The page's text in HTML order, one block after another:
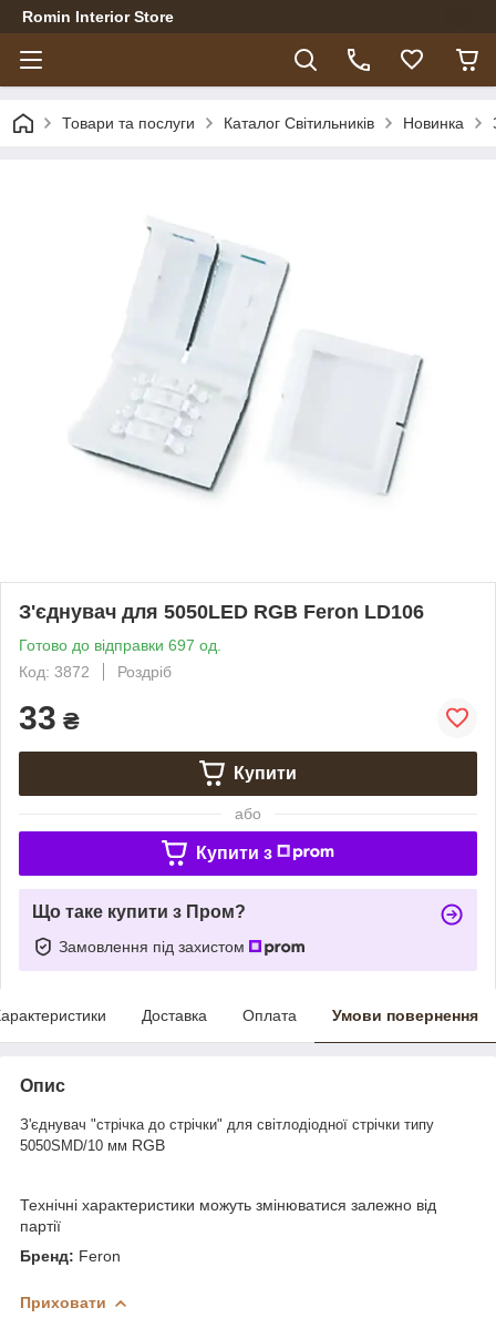
Romin Interior Store
Товари та послуги Каталог Світильників Новинка
З'єднувач для 5050LED RGB Feron LD106
Готово до відправки 697 од.
Код: 3872
Роздріб
33 ₴
Купити
або
Купити з
Що таке купити з Пром?
Замовлення під захистом
Доставка Оплата Умови повернення
Опис
З'єднувач "стрічка до стрічки" для світлодіодної стрічки типу
5050SMD/10 мм RGB
Технічні характеристики можуть змінюватися залежно від
партії
Бренд: Feron
Приховати